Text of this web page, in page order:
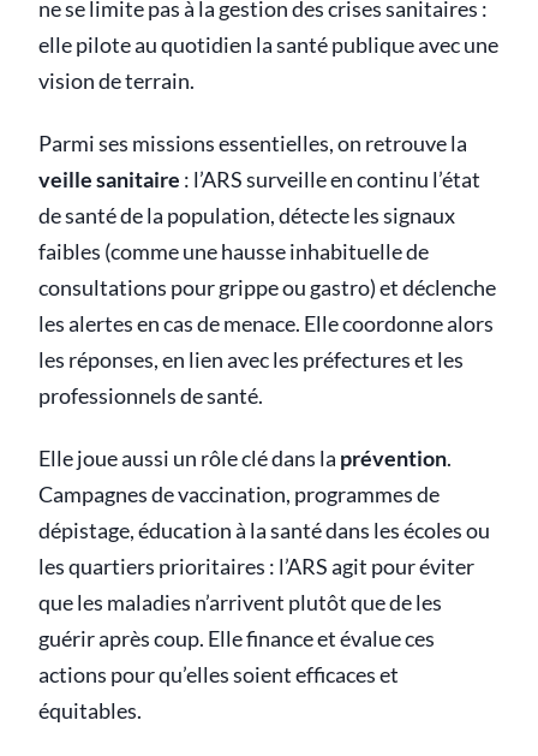
ne se limite pas à la gestion des crises sanitaires :
elle pilote au quotidien la santé publique avec une
vision de terrain.
Parmi ses missions essentielles, on retrouve la
veille sanitaire : l’ARS surveille en continu l’état
de santé de la population, détecte les signaux
faibles (comme une hausse inhabituelle de
consultations pour grippe ou gastro) et déclenche
les alertes en cas de menace. Elle coordonne alors
les réponses, en lien avec les préfectures et les
professionnels de santé.
Elle joue aussi un rôle clé dans la prévention.
Campagnes de vaccination, programmes de
dépistage, éducation à la santé dans les écoles ou
les quartiers prioritaires : l’ARS agit pour éviter
que les maladies n’arrivent plutôt que de les
guérir après coup. Elle finance et évalue ces
actions pour qu’elles soient efficaces et
équitables.